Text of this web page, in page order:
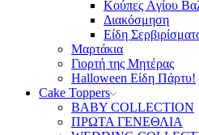
Κούπες Aγίου
Διακόσμηση
Είδη
Μαρτάκια
Γιορτή της Μητέρας
Halloween Είδη Πάρτυ!
Cake Toppers
BABY COLLECTION
ΠΡΩΤΑ ΓΕΝΕΘΛΙΑ